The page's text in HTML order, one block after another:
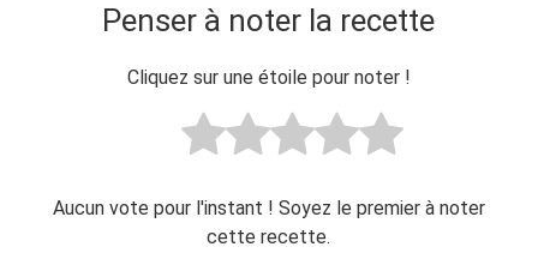
Penser à noter la recette
Cliquez sur une étoile pour noter !
Aucun vote pour l'instant ! Soyez le premier à noter
cette recette.